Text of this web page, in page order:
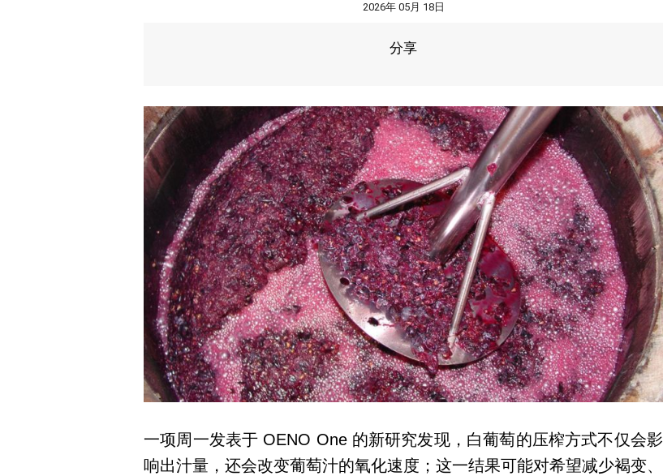
2026年 05月 18日
分享
一项周一发表于 OENO One 的新研究发现，白葡萄的压榨方式不仅会影
响出汁量，还会改变葡萄汁的氧化速度；这一结果可能对希望减少褐变、